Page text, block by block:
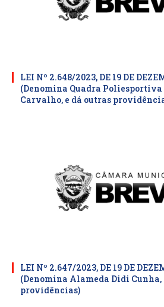
LEI Nº 2.648/2023, DE 19 DE
(Denomina Quadra
Carvalho, e dá outras
LEI Nº 2.647/2023, DE 19 DE
(Denomina Alameda Didi Cunha,
providências)